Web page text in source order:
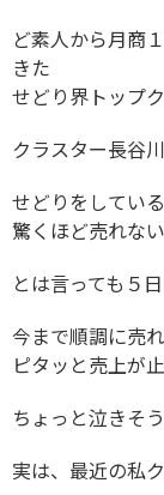
ど素人から月商
きた
せどり界トップ
クラスター長谷川
せどりをしてい
驚くほど売れな
とは言っても５
今まで順調に売
ピタッと売上が
ちょっと泣きそ
実は、最近の私